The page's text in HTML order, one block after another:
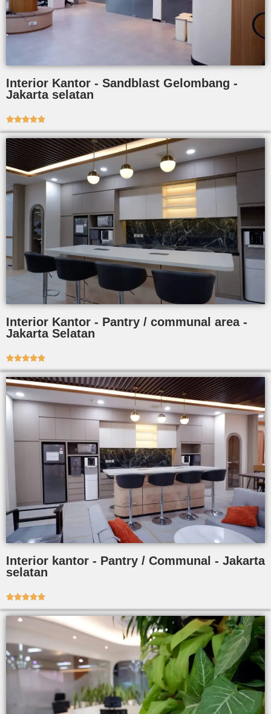
Interior Kantor - Sandblast Gelombang -
Jakarta selatan

Interior Kantor - Pantry / communal area -
Jakarta Selatan

Interior kantor - Pantry / Communal - Jakarta
selatan
